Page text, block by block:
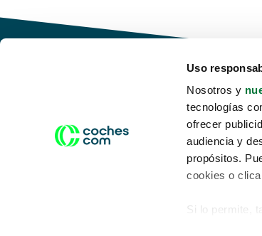
Uso
Nosotros y
tecnologías
ofrecer
audiencia y
propósitos.
cookies o
Si lo permite,
Conduce tu futuro,
desata tu movilidad